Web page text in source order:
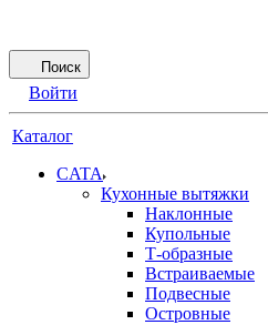
Поиск
Войти
Каталог
CATA
Кухонные вытяжки
Наклонные
Купольные
Т-образные
Встраиваемые
Подвесные
Островные